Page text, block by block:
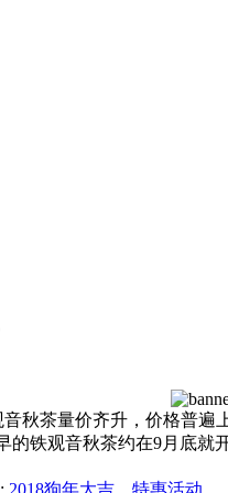
茶量价齐升，价格普遍
铁观音秋茶约在9月底
2018狗年大吉，特惠活动。